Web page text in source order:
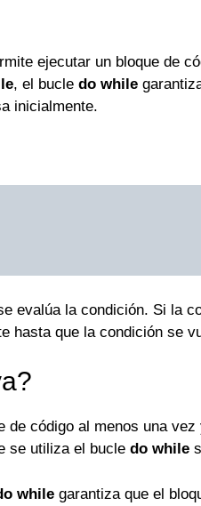
ejecutar un bloque de
, el bucle do while
inicialmente.
evalúa la condición. Si la
hasta que la condición se
código al menos una
se utiliza el bucle do while
while garantiza que el